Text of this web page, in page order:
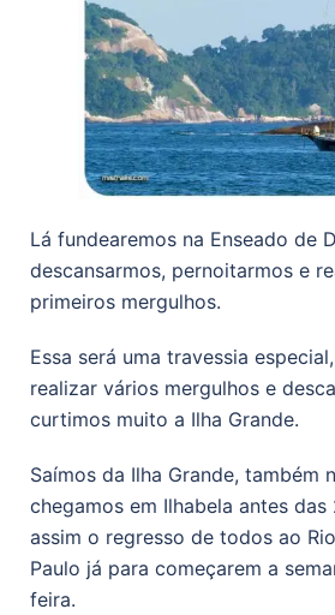
Lá fundearemos na Enseado de
descansarmos, pernoitarmos e
primeiros mergulhos.
Essa será uma travessia
realizar vários mergulhos e
curtimos muito a Ilha Grande.
Saímos da Ilha Grande, também
chegamos em Ilhabela antes
assim o regresso de todos ao
Paulo já para começarem a
feira.